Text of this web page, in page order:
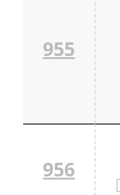
955
956